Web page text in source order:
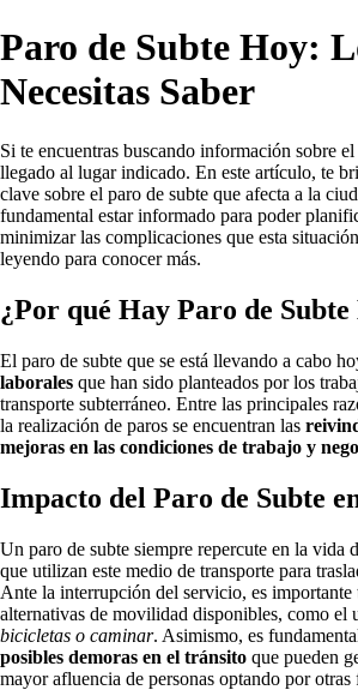
Paro de Subte Hoy:
Necesitas Saber
Si te encuentras buscando información sobre
llegado al lugar indicado. En este artículo, te
clave sobre el paro de subte que afecta a la
fundamental estar informado para poder
minimizar las complicaciones que esta
leyendo para conocer más.
¿Por qué Hay Paro de Subte
El paro de subte que se está llevando a cabo
laborales que han sido planteados por los
transporte subterráneo. Entre las principales
la realización de paros se encuentran las
mejoras en las condiciones de trabajo y
Impacto del Paro de Subte
Un paro de subte siempre repercute en la vida
que utilizan este medio de transporte para
Ante la interrupción del servicio, es importante
alternativas de movilidad disponibles, como el
bicicletas o caminar. Asimismo, es
posibles demoras en el tránsito que pueden
mayor afluencia de personas optando por otras